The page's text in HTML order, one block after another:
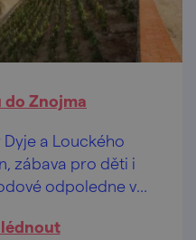
do Znojma
a Louckého
zábava pro děti i
odpoledne ve